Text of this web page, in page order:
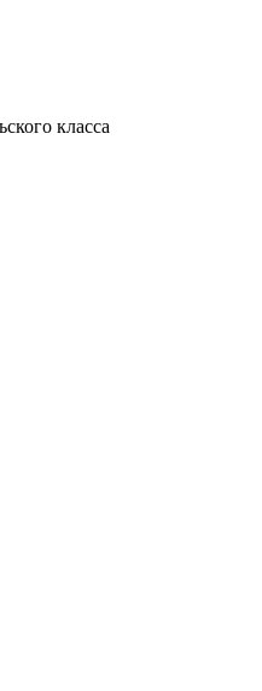
класса